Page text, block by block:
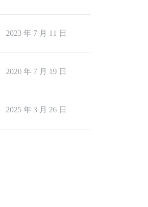
2023 年 7 月 11 日
2020 年 7 月 19 日
2025 年 3 月 26 日